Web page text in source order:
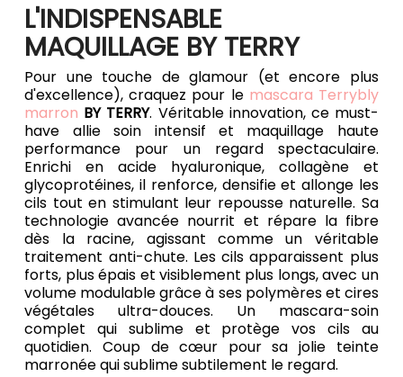
L'INDISPENSABLE
MAQUILLAGE BY TERRY
Pour une touche de glamour (et encore plus
d'excellence), craquez pour le mascara Terrybly
marron BY TERRY. Véritable innovation, ce must-
have allie soin intensif et maquillage haute
performance pour un regard spectaculaire.
Enrichi en acide hyaluronique, collagène et
glycoprotéines, il renforce, densifie et allonge les
cils tout en stimulant leur repousse naturelle. Sa
technologie avancée nourrit et répare la fibre
dès la racine, agissant comme un véritable
traitement anti-chute. Les cils apparaissent plus
forts, plus épais et visiblement plus longs, avec un
volume modulable grâce à ses polymères et cires
végétales ultra-douces. Un mascara-soin
complet qui sublime et protège vos cils au
quotidien. Coup de cœur pour sa jolie teinte
marronée qui sublime subtilement le regard.